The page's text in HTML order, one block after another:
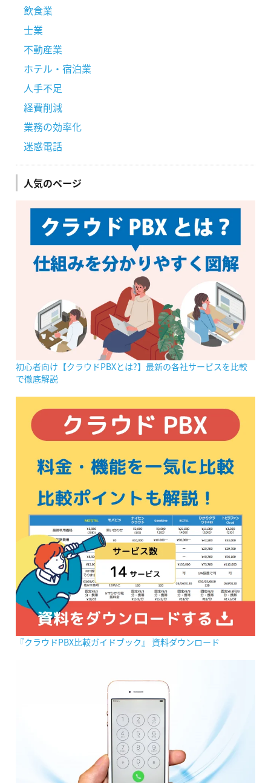
飲食業
士業
不動産業
ホテル・宿泊業
人手不足
経費削減
業務の効率化
迷惑電話
人気のページ
初心者向け【クラウドPBXとは?】最新の各社サービスを比較
で徹底解説
『クラウドPBX比較ガイドブック』 資料ダウンロード